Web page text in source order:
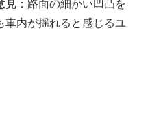
見 ：路面の細かい凹凸を
車内が揺れると感じるユ